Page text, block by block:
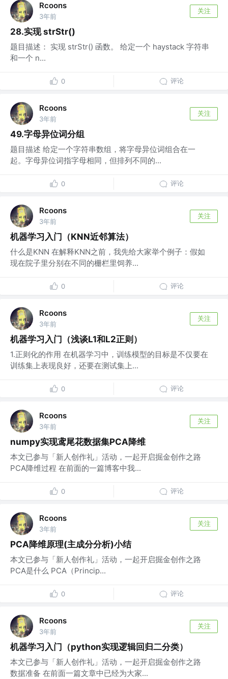
Rcoons
3年前
关注
28.实现 strStr()
题目描述： 实现 strStr() 函数。 给定一个 haystack 字符串
和一个 n...
0 评论
Rcoons
3年前
关注
49.字母异位词分组
题目描述 给定一个字符串数组，将字母异位词组合在一
起。字母异位词指字母相同，但排列不同的...
0 评论
Rcoons
3年前
关注
机器学习入门（KNN近邻算法）
什么是KNN 在解释KNN之前，我先给大家举个例子：假如
现在院子里分别在不同的栅栏里饲养...
0 评论
Rcoons
3年前
关注
机器学习入门（浅谈L1和L2正则）
1.正则化的作用 在机器学习中，训练模型的目标是不仅要在
训练集上表现良好，还要在测试集上...
0 评论
Rcoons
3年前
关注
numpy实现鸢尾花数据集PCA降维
本文已参与「新人创作礼」活动，一起开启掘金创作之路
PCA降维过程 在前面的一篇博客中我...
0 评论
Rcoons
3年前
关注
PCA降维原理(主成分分析)小结
本文已参与「新人创作礼」活动，一起开启掘金创作之路
PCA是什么 PCA（Princip...
0 评论
Rcoons
3年前
关注
机器学习入门（python实现逻辑回归二分类）
本文已参与「新人创作礼」活动，一起开启掘金创作之路
数据准备 在前面一篇文章中已经为大家...